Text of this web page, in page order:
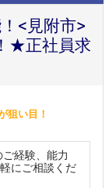
<見附市>
★正社員求
狙い目！
経験、能力
にご相談くだ